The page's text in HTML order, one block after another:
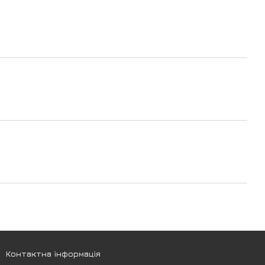
Контактна інформація